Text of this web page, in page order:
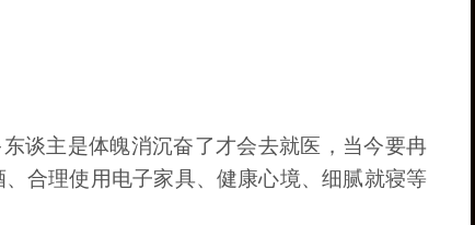
谈主是体魄消沉奋了才会去就医，当今要冉
合理使用电子家具、健康心境、细腻就寝等